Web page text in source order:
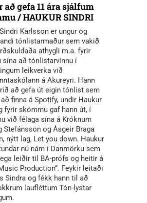
að gefa 11 ára sjálfum
/ HAUKUR SINDRI
Karlsson er ungur og
tónlistarmaður sem vakið
athygli m.a. fyrir
sína að tónlistarvinnu í
leikverka við
á Akureyri. Hann
að gefa út eigin tónlist sem
finna á Spotify, undir Haukur
fyrir skömmu gaf hann út, í
við félaga sína á Króknum
Stefánsson og Ásgeir Braga
nýtt lag, Let you down. Haukur
nú nám í Danmörku sem
leiðir til BA-prófs og heitir á
Production“. Feykir leitaði
Sindra og fékk hann til að
laufléttum Tón-lystar